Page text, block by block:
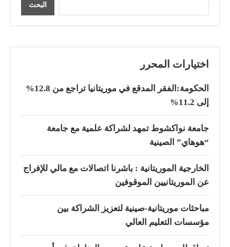
البحث
اختيارات المحرر
الحكومة:الفقر المدقع في موريتانيا تراجع من 12.8%
إلى 11.2%
جامعة نواكشوط تمهد لشراكة علمية مع جامعة
“هوهاي” الصينية
الخارجية الموريتانية : باشرنا اتصالات مع مالي للإفراج
عن الموريتانيين الموقوفين
مباحثات موريتانية-صينية لتعزيز الشراكة بين
مؤسسات التعليم العالي